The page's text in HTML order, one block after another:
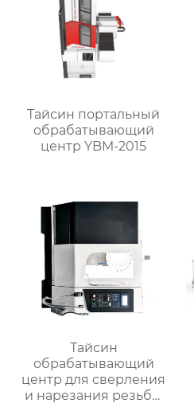
Тайсин портальный
обрабатывающий
центр YBM-2015
Тайсин
обрабатывающий
центр для сверления
и нарезания резьбы